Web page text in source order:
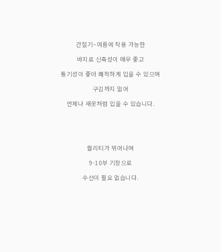
간절기~여름에 착용 가능한
바지로 신축성이 매우 좋고
통기성이 좋아 쾌적하게 입을 수 있으며
구김까지 없어
언제나 새옷처럼 입을 수 있습니다.
퀄리티가 뛰어나며
9-10부 기장으로
수선이 필요 없습니다.